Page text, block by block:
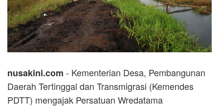
nusakini.com - Kementerian Desa, Pembangunan
Daerah Tertinggal dan Transmigrasi (Kemendes
PDTT) mengajak Persatuan Wredatama